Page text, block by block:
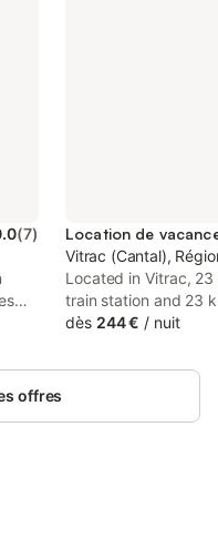
(7)
le
Vitrac (Cantal),
Located in Vitrac,
train station and 23
Auvergne Stadium,
spacious air-
dès 244 € / nuit
offres